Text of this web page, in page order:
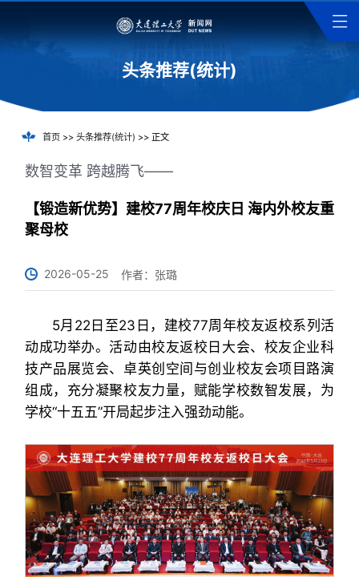
头条推荐(统计)
首页>> 头条推荐(统计) >> 正文
数智变革 跨越腾飞——
【锻造新优势】建校77周年校庆日 海内外校友重
聚母校
2026-05-25 作者：张璐
5月22日至23日，建校77周年校友返校系列活
动成功举办。活动由校友返校日大会、校友企业科
技产品展览会、卓英创空间与创业校友会项目路演
组成，充分凝聚校友力量，赋能学校数智发展，为
学校“十五五”开局起步注入强劲动能。